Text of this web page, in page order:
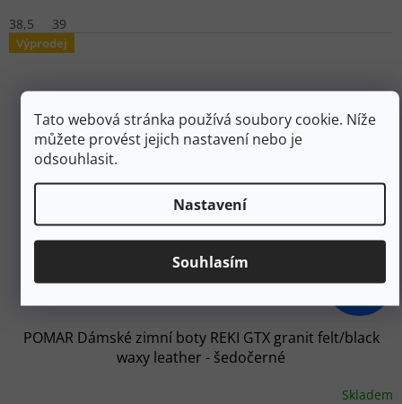
Tato webová stránka používá soubory cookie. Níže
můžete provést jejich nastavení nebo je
odsouhlasit.
Nastavení
Souhlasím
38,5
39
Výprodej
–40 %
POMAR Dámské zimní boty REKI GTX granit felt/black
waxy leather - šedočerné
Skladem